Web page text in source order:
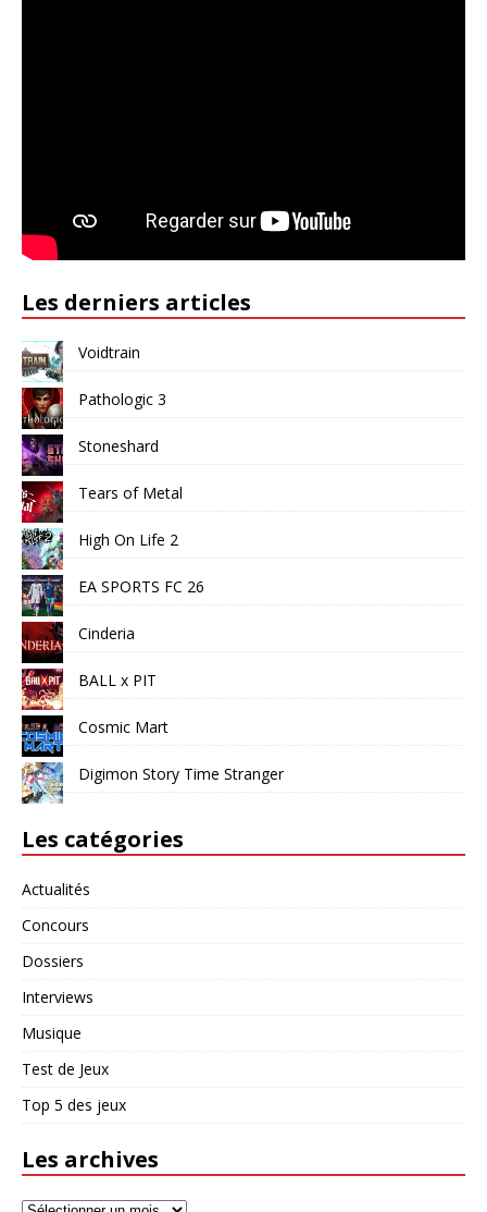
Les derniers articles
Voidtrain
Pathologic 3
Stoneshard
Tears of Metal
High On Life 2
EA SPORTS FC 26
Cinderia
BALL x PIT
Cosmic Mart
Digimon Story Time Stranger
Les catégories
Actualités
Concours
Dossiers
Interviews
Musique
Test de Jeux
Top 5 des jeux
Les archives